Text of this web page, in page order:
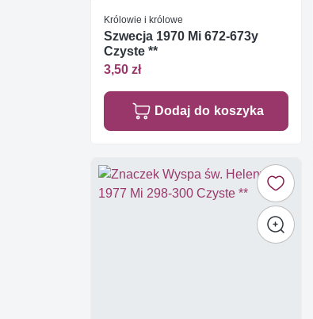
Królowie i królowe
Szwecja 1970 Mi 672-673y
Czyste **
3,50 zł
Dodaj do koszyka